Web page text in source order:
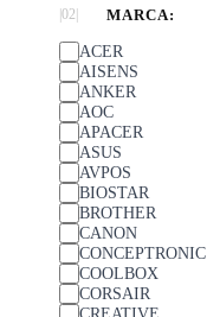
MARCA:
ACER
AISENS
ANKER
AOC
APACER
ASUS
AVPOS
BIOSTAR
BROTHER
CANON
CONCEPTRONIC
COOLBOX
CORSAIR